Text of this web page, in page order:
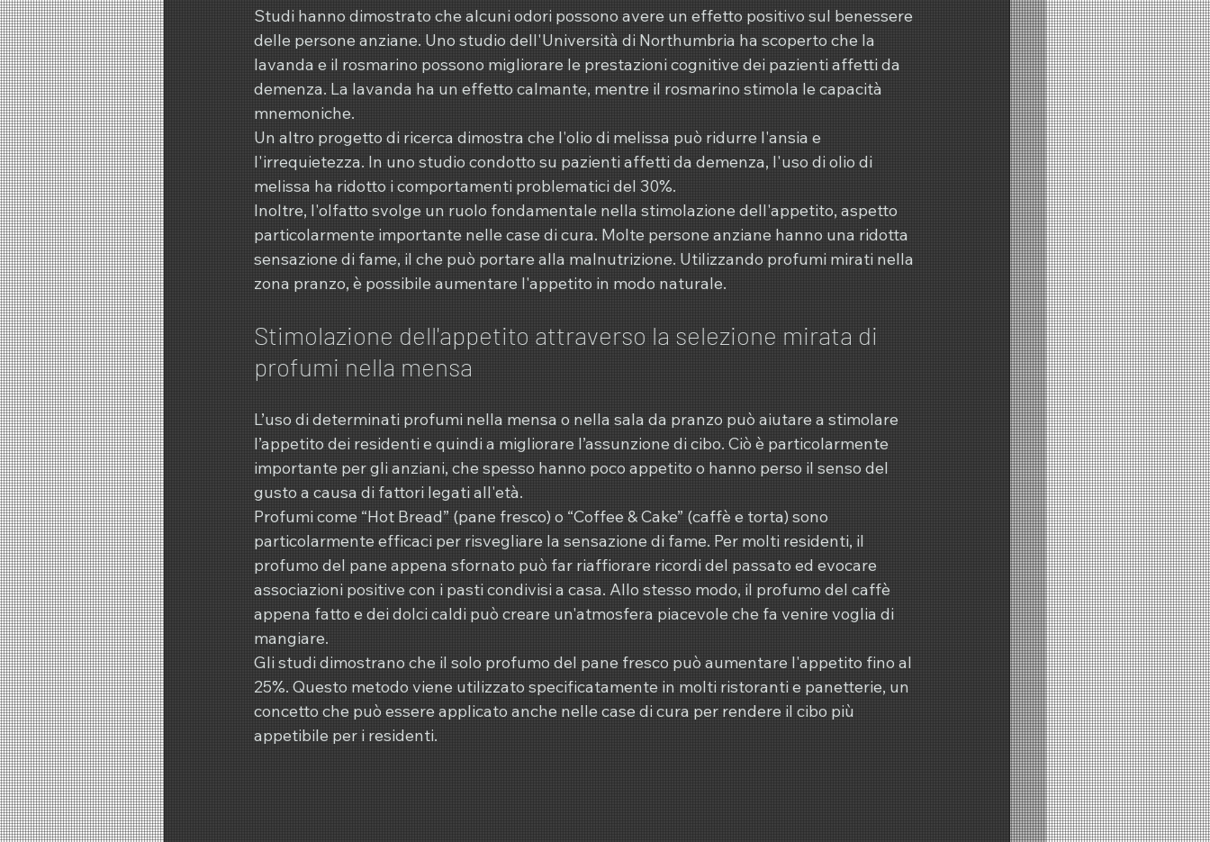
Studi hanno dimostrato che alcuni odori possono avere un effetto positivo sul benessere
delle persone anziane. Uno studio dell'Università di Northumbria ha scoperto che la
lavanda e il rosmarino possono migliorare le prestazioni cognitive dei pazienti affetti da
demenza. La lavanda ha un effetto calmante, mentre il rosmarino stimola le capacità
mnemoniche.
Un altro progetto di ricerca dimostra che l'olio di melissa può ridurre l'ansia e
l'irrequietezza. In uno studio condotto su pazienti affetti da demenza, l'uso di olio di
melissa ha ridotto i comportamenti problematici del 30%.
Inoltre, l'olfatto svolge un ruolo fondamentale nella stimolazione dell'appetito, aspetto
particolarmente importante nelle case di cura. Molte persone anziane hanno una ridotta
sensazione di fame, il che può portare alla malnutrizione. Utilizzando profumi mirati nella
zona pranzo, è possibile aumentare l'appetito in modo naturale.
Stimolazione dell'appetito attraverso la selezione mirata di
profumi nella mensa
L’uso di determinati profumi nella mensa o nella sala da pranzo può aiutare a stimolare
l’appetito dei residenti e quindi a migliorare l’assunzione di cibo. Ciò è particolarmente
importante per gli anziani, che spesso hanno poco appetito o hanno perso il senso del
gusto a causa di fattori legati all'età.
Profumi come “Hot Bread” (pane fresco) o “Coffee & Cake” (caffè e torta) sono
particolarmente efficaci per risvegliare la sensazione di fame. Per molti residenti, il
profumo del pane appena sfornato può far riaffiorare ricordi del passato ed evocare
associazioni positive con i pasti condivisi a casa. Allo stesso modo, il profumo del caffè
appena fatto e dei dolci caldi può creare un'atmosfera piacevole che fa venire voglia di
mangiare.
Gli studi dimostrano che il solo profumo del pane fresco può aumentare l'appetito fino al
25%. Questo metodo viene utilizzato specificatamente in molti ristoranti e panetterie, un
concetto che può essere applicato anche nelle case di cura per rendere il cibo più
appetibile per i residenti.